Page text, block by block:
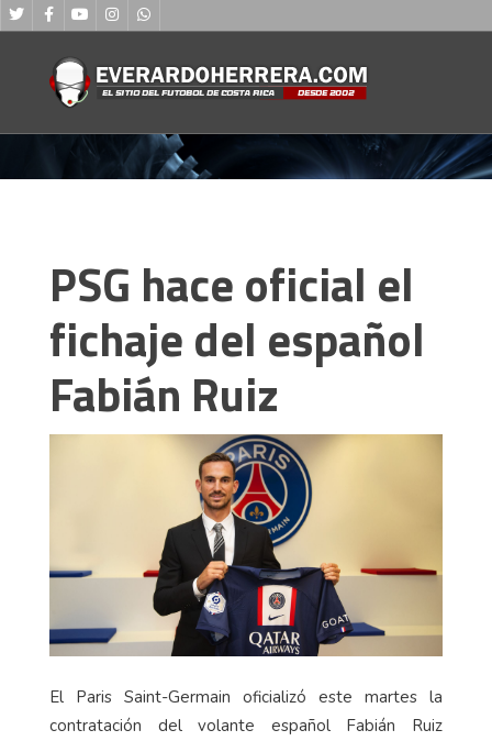
PSG hace oficial el
fichaje del español
Fabián Ruiz
El Paris Saint-Germain oficializó este martes la
contratación del volante español Fabián Ruiz